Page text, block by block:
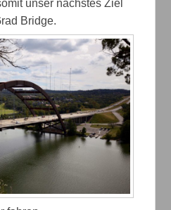
unser nächstes Ziel
Bridge.